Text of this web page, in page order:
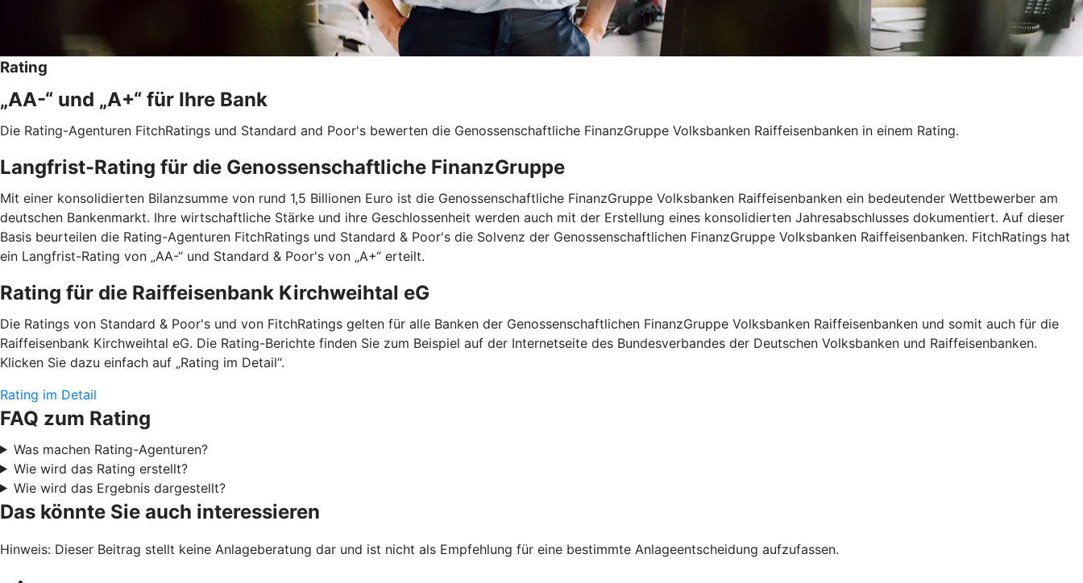
Rating
„AA-“ und „A+“ für Ihre Bank
Die Rating-Agenturen FitchRatings und Standard and Poor's bewerten die Genossenschaftliche FinanzGruppe Volksbanken Raiffeisenbanken in einem Rating.
Langfrist-Rating für die Genossenschaftliche FinanzGruppe
Mit einer konsolidierten Bilanzsumme von rund 1,5 Billionen Euro ist die Genossenschaftliche FinanzGruppe Volksbanken Raiffeisenbanken ein bedeutender Wettbewerber am
deutschen Bankenmarkt. Ihre wirtschaftliche Stärke und ihre Geschlossenheit werden auch mit der Erstellung eines konsolidierten Jahresabschlusses dokumentiert. Auf dieser
Basis beurteilen die Rating-Agenturen FitchRatings und Standard & Poor's die Solvenz der Genossenschaftlichen FinanzGruppe Volksbanken Raiffeisenbanken. FitchRatings hat
ein Langfrist-Rating von „AA-“ und Standard & Poor's von „A+“ erteilt.
Rating für die Raiffeisenbank Kirchweihtal eG
Die Ratings von Standard & Poor's und von FitchRatings gelten für alle Banken der Genossenschaftlichen FinanzGruppe Volksbanken Raiffeisenbanken und somit auch für die
Raiffeisenbank Kirchweihtal eG. Die Rating-Berichte finden Sie zum Beispiel auf der Internetseite des Bundesverbandes der Deutschen Volksbanken und Raiffeisenbanken.
Klicken Sie dazu einfach auf „Rating im Detail“.
Rating im Detail
FAQ zum Rating
Was machen Rating-Agenturen?
Wie wird das Rating erstellt?
Wie wird das Ergebnis dargestellt?
Das könnte Sie auch interessieren
Hinweis: Dieser Beitrag stellt keine Anlageberatung dar und ist nicht als Empfehlung für eine bestimmte Anlageentscheidung aufzufassen.